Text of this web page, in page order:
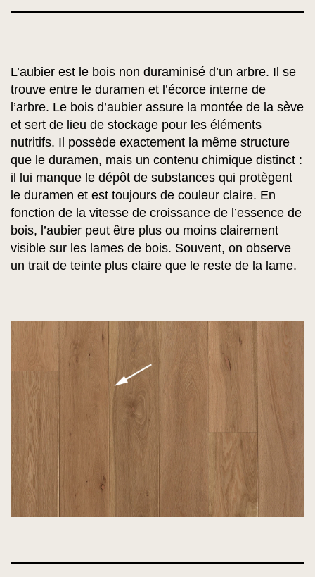
L’aubier est le bois non duraminisé d’un arbre. Il se
trouve entre le duramen et l’écorce interne de
l’arbre. Le bois d’aubier assure la montée de la sève
et sert de lieu de stockage pour les éléments
nutritifs. Il possède exactement la même structure
que le duramen, mais un contenu chimique distinct :
il lui manque le dépôt de substances qui protègent
le duramen et est toujours de couleur claire. En
fonction de la vitesse de croissance de l’essence de
bois, l’aubier peut être plus ou moins clairement
visible sur les lames de bois. Souvent, on observe
un trait de teinte plus claire que le reste de la lame.